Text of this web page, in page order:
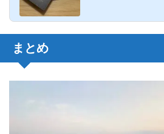
まとめ